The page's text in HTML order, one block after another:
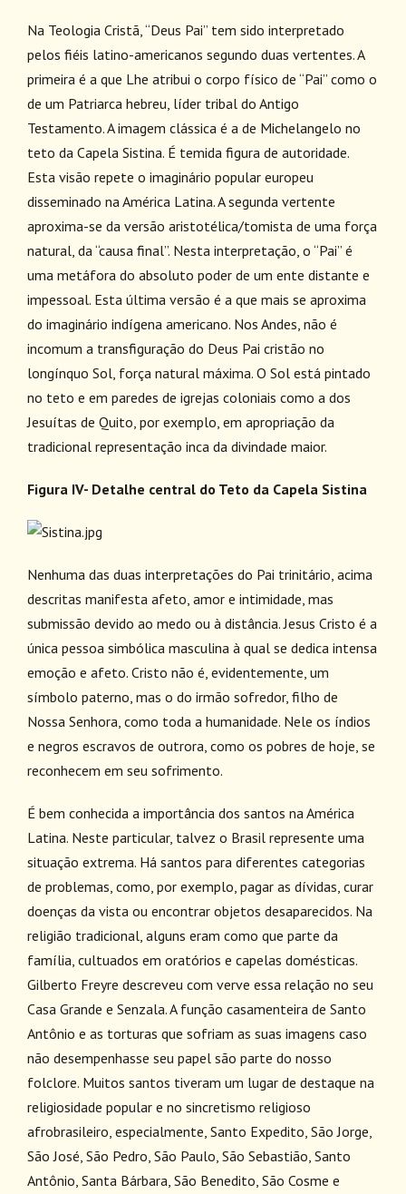
Na Teologia Cristã, “Deus Pai” tem sido interpretado
pelos fiéis latino-americanos segundo duas vertentes. A
primeira é a que Lhe atribui o corpo físico de “Pai” como o
de um Patriarca hebreu, líder tribal do Antigo
Testamento. A imagem clássica é a de Michelangelo no
teto da Capela Sistina. É temida figura de autoridade.
Esta visão repete o imaginário popular europeu
disseminado na América Latina. A segunda vertente
aproxima-se da versão aristotélica/tomista de uma força
natural, da “causa final”. Nesta interpretação, o “Pai” é
uma metáfora do absoluto poder de um ente distante e
impessoal. Esta última versão é a que mais se aproxima
do imaginário indígena americano. Nos Andes, não é
incomum a transfiguração do Deus Pai cristão no
longínquo Sol, força natural máxima. O Sol está pintado
no teto e em paredes de igrejas coloniais como a dos
Jesuítas de Quito, por exemplo, em apropriação da
tradicional representação inca da divindade maior.
Figura IV- Detalhe central do Teto da Capela Sistina
Nenhuma das duas interpretações do Pai trinitário, acima
descritas manifesta afeto, amor e intimidade, mas
submissão devido ao medo ou à distância. Jesus Cristo é a
única pessoa simbólica masculina à qual se dedica intensa
emoção e afeto. Cristo não é, evidentemente, um
símbolo paterno, mas o do irmão sofredor, filho de
Nossa Senhora, como toda a humanidade. Nele os índios
e negros escravos de outrora, como os pobres de hoje, se
reconhecem em seu sofrimento.
É bem conhecida a importância dos santos na América
Latina. Neste particular, talvez o Brasil represente uma
situação extrema. Há santos para diferentes categorias
de problemas, como, por exemplo, pagar as dívidas, curar
doenças da vista ou encontrar objetos desaparecidos. Na
religião tradicional, alguns eram como que parte da
família, cultuados em oratórios e capelas domésticas.
Gilberto Freyre descreveu com verve essa relação no seu
Casa Grande e Senzala. A função casamenteira de Santo
Antônio e as torturas que sofriam as suas imagens caso
não desempenhasse seu papel são parte do nosso
folclore. Muitos santos tiveram um lugar de destaque na
religiosidade popular e no sincretismo religioso
afrobrasileiro, especialmente, Santo Expedito, São Jorge,
São José, São Pedro, São Paulo, São Sebastião, Santo
Antônio, Santa Bárbara, São Benedito, São Cosme e